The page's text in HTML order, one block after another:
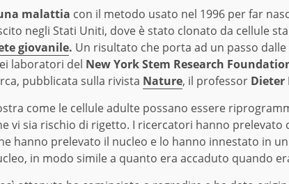
malattia con il metodo usato nel 1996 per far
negli Stati Uniti, dove è stato clonato da cellule
giovanile. Un risultato che porta ad un passo dalle
laboratori del New York Stem Research
pubblicata sulla rivista Nature, il professor Dieter
come le cellule adulte possano essere
vi sia rischio di rigetto. I ricercatori hanno prelevato
hanno prelevato il nucleo e lo hanno innestato in
in modo simile a quanto era accaduto quando